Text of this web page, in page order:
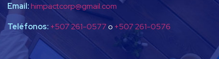
Email:himpactcorp@gmail.com
Teléfonos: +507 261-0577o +507 261-0576